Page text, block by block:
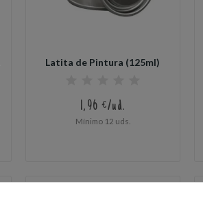
Latita de Pintura (125ml)
1,96 €/ud.
Mínimo 12 uds.